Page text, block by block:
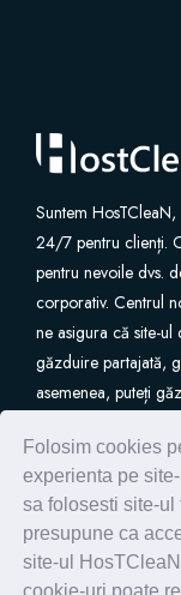
Folosim cookies
experienta pe
sa folosesti site-ul
presupune ca
site-ul
cookie-uri poate
XOVI NOW
Site &
VPN
Register a
Transfer
Suntem
24/7 pentru clienți.
pentru nevoile dvs.
corporativ. Centrul
ne asigura că site-ul
găzduire partajată,
asemenea, puteți
S.C. HostClean
Prelucrarilor de